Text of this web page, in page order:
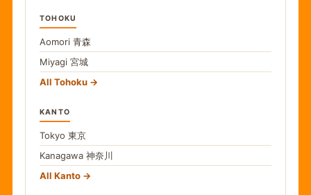
TOHOKU
Aomori 青森
Miyagi 宮城
All Tohoku
KANTO
Tokyo 東京
Kanagawa 神奈川
All Kanto